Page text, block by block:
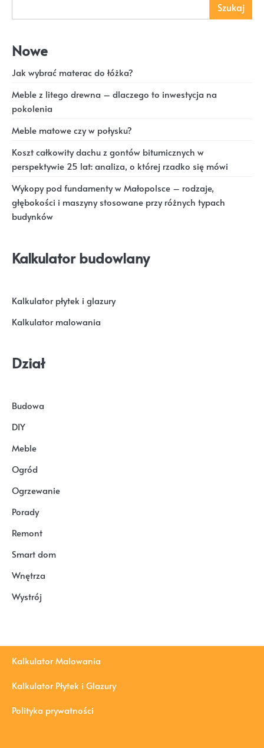
Szukaj
Nowe
Jak wybrać materac do łóżka?
Meble z litego drewna – dlaczego to inwestycja na
pokolenia
Meble matowe czy w połysku?
Koszt całkowity dachu z gontów bitumicznych w
perspektywie 25 lat: analiza, o której rzadko się mówi
Wykopy pod fundamenty w Małopolsce – rodzaje,
głębokości i maszyny stosowane przy różnych typach
budynków
Kalkulator budowlany
Kalkulator płytek i glazury
Kalkulator malowania
Dział
Budowa
DIY
Meble
Ogród
Ogrzewanie
Porady
Remont
Smart dom
Wnętrza
Wystrój
Kalkulator Malowania
Kalkulator Płytek i Glazury
Polityka prywatności